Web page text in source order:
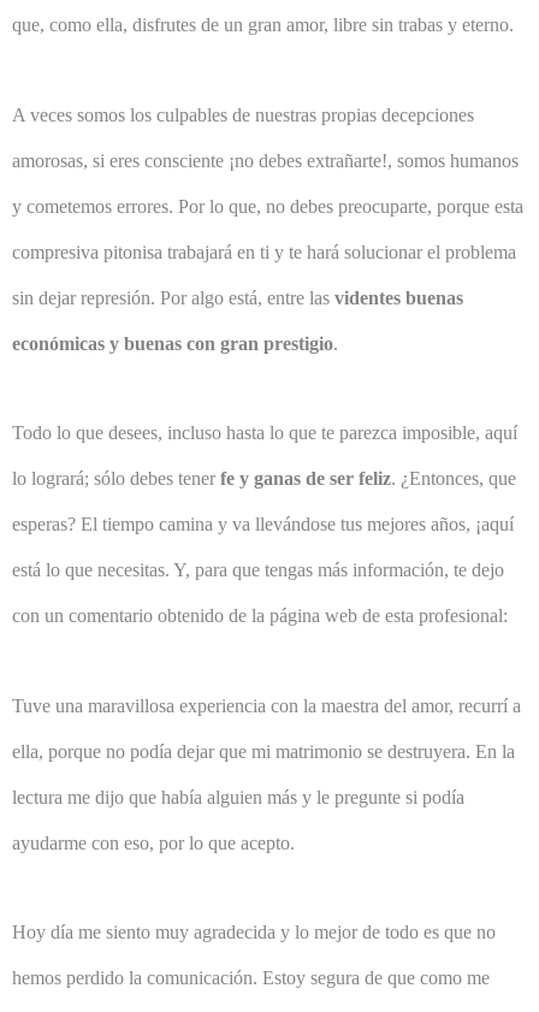
que, como ella, disfrutes de un gran amor, libre sin trabas y eterno.
A veces somos los culpables de nuestras propias decepciones
amorosas, si eres consciente ¡no debes extrañarte!, somos humanos
y cometemos errores. Por lo que, no debes preocuparte, porque esta
compresiva pitonisa trabajará en ti y te hará solucionar el problema
sin dejar represión. Por algo está, entre las videntes buenas
económicas y buenas con gran prestigio.
Todo lo que desees, incluso hasta lo que te parezca imposible, aquí
lo logrará; sólo debes tener fe y ganas de ser feliz. ¿Entonces, que
esperas? El tiempo camina y va llevándose tus mejores años, ¡aquí
está lo que necesitas. Y, para que tengas más información, te dejo
con un comentario obtenido de la página web de esta profesional:
Tuve una maravillosa experiencia con la maestra del amor, recurrí a
ella, porque no podía dejar que mi matrimonio se destruyera. En la
lectura me dijo que había alguien más y le pregunte si podía
ayudarme con eso, por lo que acepto.
Hoy día me siento muy agradecida y lo mejor de todo es que no
hemos perdido la comunicación. Estoy segura de que como me